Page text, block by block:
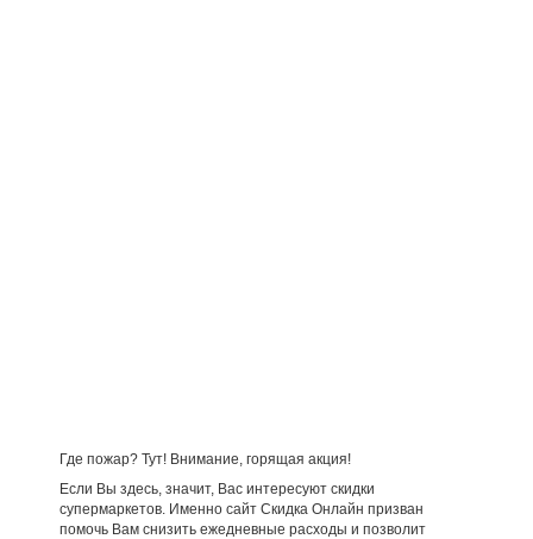
Где пожар? Тут! Внимание, горящая акция!
Если Вы здесь, значит, Вас интересуют скидки
супермаркетов. Именно сайт Скидка Онлайн призван
помочь Вам снизить ежедневные расходы и позволит